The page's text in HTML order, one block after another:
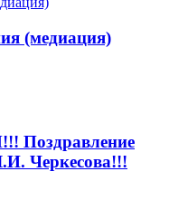
(медиация)
Черкесова!!!